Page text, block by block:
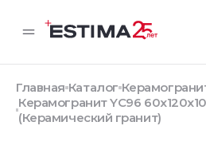
Главная Каталог
Керамогранит YC96
(Керамический гранит)